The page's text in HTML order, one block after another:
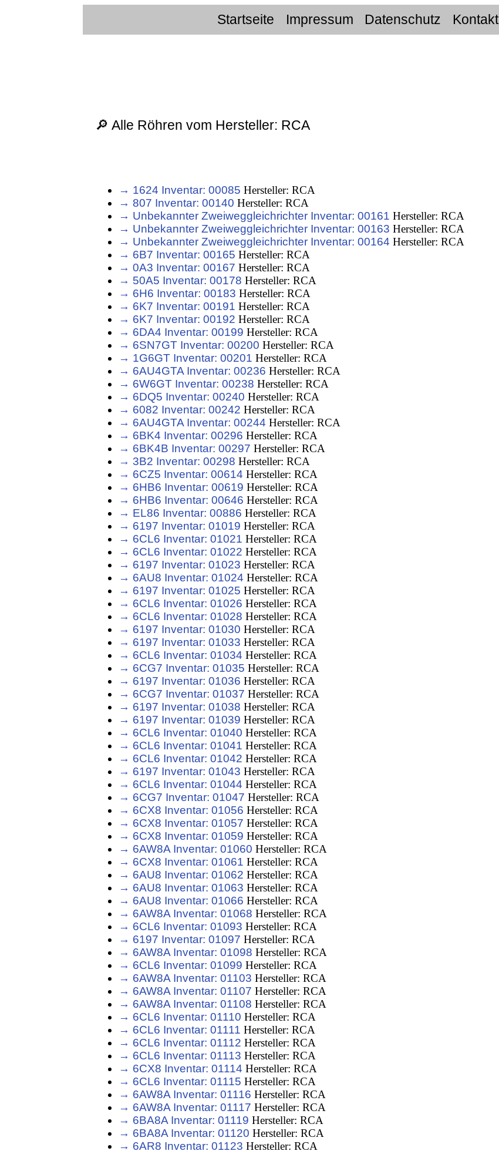
Startseite Impressum Datenschutz Kontakt
🔎 Alle Röhren vom Hersteller: RCA
→ 1624 Inventar: 00085 Hersteller: RCA
→ 807 Inventar: 00140 Hersteller: RCA
→ Unbekannter Zweiweggleichrichter Inventar: 00161 Hersteller: RCA
→ Unbekannter Zweiweggleichrichter Inventar: 00163 Hersteller: RCA
→ Unbekannter Zweiweggleichrichter Inventar: 00164 Hersteller: RCA
→ 6B7 Inventar: 00165 Hersteller: RCA
→ 0A3 Inventar: 00167 Hersteller: RCA
→ 50A5 Inventar: 00178 Hersteller: RCA
→ 6H6 Inventar: 00183 Hersteller: RCA
→ 6K7 Inventar: 00191 Hersteller: RCA
→ 6K7 Inventar: 00192 Hersteller: RCA
→ 6DA4 Inventar: 00199 Hersteller: RCA
→ 6SN7GT Inventar: 00200 Hersteller: RCA
→ 1G6GT Inventar: 00201 Hersteller: RCA
→ 6AU4GTA Inventar: 00236 Hersteller: RCA
→ 6W6GT Inventar: 00238 Hersteller: RCA
→ 6DQ5 Inventar: 00240 Hersteller: RCA
→ 6082 Inventar: 00242 Hersteller: RCA
→ 6AU4GTA Inventar: 00244 Hersteller: RCA
→ 6BK4 Inventar: 00296 Hersteller: RCA
→ 6BK4B Inventar: 00297 Hersteller: RCA
→ 3B2 Inventar: 00298 Hersteller: RCA
→ 6CZ5 Inventar: 00614 Hersteller: RCA
→ 6HB6 Inventar: 00619 Hersteller: RCA
→ 6HB6 Inventar: 00646 Hersteller: RCA
→ EL86 Inventar: 00886 Hersteller: RCA
→ 6197 Inventar: 01019 Hersteller: RCA
→ 6CL6 Inventar: 01021 Hersteller: RCA
→ 6CL6 Inventar: 01022 Hersteller: RCA
→ 6197 Inventar: 01023 Hersteller: RCA
→ 6AU8 Inventar: 01024 Hersteller: RCA
→ 6197 Inventar: 01025 Hersteller: RCA
→ 6CL6 Inventar: 01026 Hersteller: RCA
→ 6CL6 Inventar: 01028 Hersteller: RCA
→ 6197 Inventar: 01030 Hersteller: RCA
→ 6197 Inventar: 01033 Hersteller: RCA
→ 6CL6 Inventar: 01034 Hersteller: RCA
→ 6CG7 Inventar: 01035 Hersteller: RCA
→ 6197 Inventar: 01036 Hersteller: RCA
→ 6CG7 Inventar: 01037 Hersteller: RCA
→ 6197 Inventar: 01038 Hersteller: RCA
→ 6197 Inventar: 01039 Hersteller: RCA
→ 6CL6 Inventar: 01040 Hersteller: RCA
→ 6CL6 Inventar: 01041 Hersteller: RCA
→ 6CL6 Inventar: 01042 Hersteller: RCA
→ 6197 Inventar: 01043 Hersteller: RCA
→ 6CL6 Inventar: 01044 Hersteller: RCA
→ 6CG7 Inventar: 01047 Hersteller: RCA
→ 6CX8 Inventar: 01056 Hersteller: RCA
→ 6CX8 Inventar: 01057 Hersteller: RCA
→ 6CX8 Inventar: 01059 Hersteller: RCA
→ 6AW8A Inventar: 01060 Hersteller: RCA
→ 6CX8 Inventar: 01061 Hersteller: RCA
→ 6AU8 Inventar: 01062 Hersteller: RCA
→ 6AU8 Inventar: 01063 Hersteller: RCA
→ 6AU8 Inventar: 01066 Hersteller: RCA
→ 6AW8A Inventar: 01068 Hersteller: RCA
→ 6CL6 Inventar: 01093 Hersteller: RCA
→ 6197 Inventar: 01097 Hersteller: RCA
→ 6AW8A Inventar: 01098 Hersteller: RCA
→ 6CL6 Inventar: 01099 Hersteller: RCA
→ 6AW8A Inventar: 01103 Hersteller: RCA
→ 6AW8A Inventar: 01107 Hersteller: RCA
→ 6AW8A Inventar: 01108 Hersteller: RCA
→ 6CL6 Inventar: 01110 Hersteller: RCA
→ 6CL6 Inventar: 01111 Hersteller: RCA
→ 6CL6 Inventar: 01112 Hersteller: RCA
→ 6CL6 Inventar: 01113 Hersteller: RCA
→ 6CX8 Inventar: 01114 Hersteller: RCA
→ 6CL6 Inventar: 01115 Hersteller: RCA
→ 6AW8A Inventar: 01116 Hersteller: RCA
→ 6AW8A Inventar: 01117 Hersteller: RCA
→ 6BA8A Inventar: 01119 Hersteller: RCA
→ 6BA8A Inventar: 01120 Hersteller: RCA
→ 6AR8 Inventar: 01123 Hersteller: RCA